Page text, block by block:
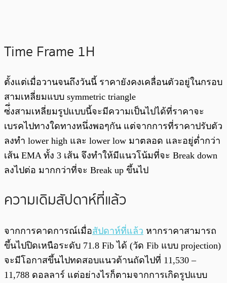
Time Frame 1H
ตั้งแต่เมื่อวานจนถึงวันนี้ ราคายังคงเคลื่อนตัวอยู่ในกรอบ
สามเหลี่ยมแบบ symmetric triangle
ซ่ึ่งสามเหลี่ยมรูปแบบนี้จะมีความเป็นไปได้ที่ราคาจะ
เบรคไปทางใดทางหนึ่งพอๆกัน แต่จากการที่ราคาปรับตัว
ลงทำ lower high และ lower low มาตลอด และอยู่ต่ำกว่า
เส้น EMA ทั้ง 3 เส้น จึงทำให้มีแนวโน้มที่จะ Break down
ลงไปต่อ มากกว่าที่จะ Break up ขึ้นไป
ความเดิมสัปดาห์ที่แล้ว
จากการคาดการณ์เมื่อสัปดาห์ที่แล้ว หากราคาสามารถ
ขึ้นไปปิดเหนือระดับ 71.8 Fib ได้ (วัด Fib แบบ projection)
จะมีโอกาสขึ้นไปทดสอบแนวต้านถัดไปที่ 11,530 –
11,788 ดอลลาร์ แต่อย่างไรก็ตามจากการเกิดรูปแบบ